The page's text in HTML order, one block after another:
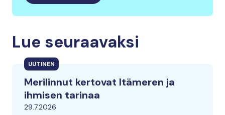
Lue seuraavaksi
UUTINEN
Merilinnut kertovat Itämeren ja
ihmisen tarinaa
29.7.2026